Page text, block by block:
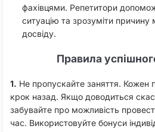
фахівцями. Репетитори
ситуацію та зрозуміти причину
досвіду.
Правила
1. Не пропускайте заняття. Кожен
крок назад. Якщо доводиться
забувайте про можливість
час. Використовуйте бонуси